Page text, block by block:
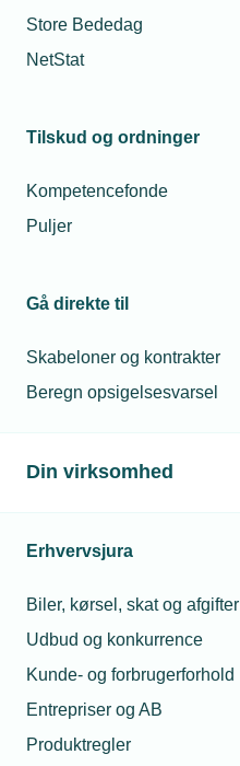
Store Bededag
NetStat
Tilskud og ordninger
Kompetencefonde
Puljer
Gå direkte til
Skabeloner og kontrakter
Beregn opsigelsesvarsel
Din virksomhed
Erhvervsjura
Biler, kørsel, skat og afgifter
Udbud og konkurrence
Kunde- og forbrugerforhold
Entrepriser og AB
Produktregler
Jura
Telefon:
Tlf. 43 43 60 00
E-mail:
jura@tekniq.dk